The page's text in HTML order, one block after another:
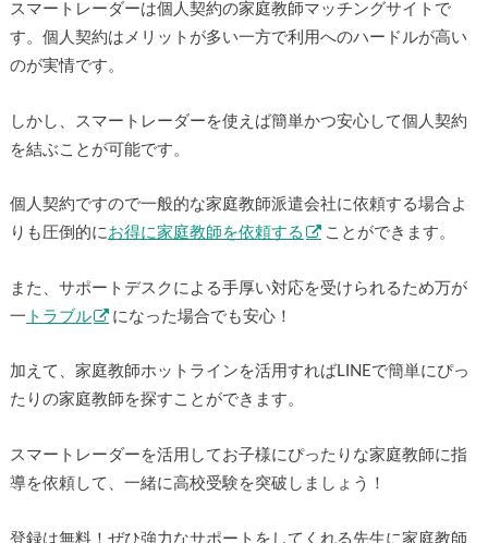
スマートレーダーは個人契約の家庭教師マッチングサイトで
す。個人契約はメリットが多い一方で利用へのハードルが高い
のが実情です。
しかし、スマートレーダーを使えば簡単かつ安心して個人契約
を結ぶことが可能です。
個人契約ですので一般的な家庭教師派遣会社に依頼する場合よ
りも圧倒的にお得に家庭教師を依頼する ことができます。
また、サポートデスクによる手厚い対応を受けられるため万が
一 トラブル になった場合でも安心！
加えて、家庭教師ホットラインを活用すればLINEで簡単にぴっ
たりの家庭教師を探すことができます。
スマートレーダーを活用してお子様にぴったりな家庭教師に指
導を依頼して、一緒に高校受験を突破しましょう！
登録は無料！ぜひ強力なサポートをしてくれる先生に家庭教師